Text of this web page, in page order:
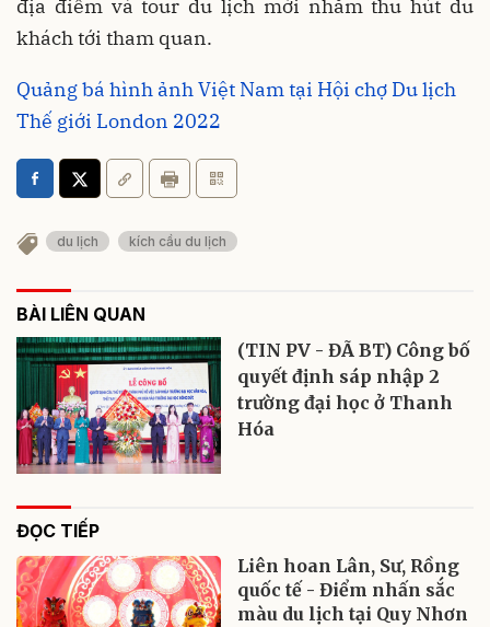
địa điểm và tour du lịch mới nhằm thu hút du
khách tới tham quan.
Quảng bá hình ảnh Việt Nam tại Hội chợ Du lịch
Thế giới London 2022
du lịch kích cầu du lịch
BÀI LIÊN QUAN
(TIN PV - ĐÃ BT) Công bố
quyết định sáp nhập 2
trường đại học ở Thanh
Hóa
ĐỌC TIẾP
Liên hoan Lân, Sư, Rồng
quốc tế - Điểm nhấn sắc
màu du lịch tại Quy Nhơn